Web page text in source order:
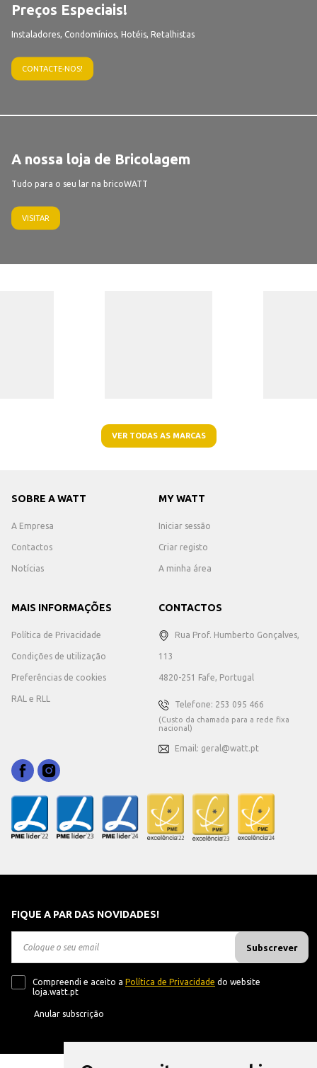
Preços Especiais!
Instaladores, Condomínios, Hotéis, Retalhistas
CONTACTE-NOS!
A nossa loja de Bricolagem
Tudo para o seu lar na bricoWATT
VISITAR
VER TODAS AS MARCAS
SOBRE A WATT
A Empresa
Contactos
Notícias
MY WATT
Iniciar sessão
Criar registo
A minha área
MAIS INFORMAÇÕES
Política de Privacidade
Condições de utilização
Preferências de cookies
RAL e RLL
CONTACTOS
Rua Prof. Humberto Gonçalves,
113
4820-251 Fafe, Portugal
Telefone: 253 095 466
(Custo da chamada para a rede fixa
nacional)
Email: geral@watt.pt
FIQUE A PAR DAS NOVIDADES!
Subscrever
Compreendi e aceito a Política de Privacidade do website
loja.watt.pt
Anular subscrição